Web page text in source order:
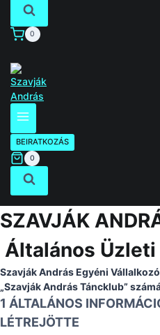
0
BEIRATKOZÁS
0
SZAVJÁK
Általános
Szavják András Egyéni
„Szavják András Táncklub”
1 ÁLTALÁNOS
LÉTREJÖTTE